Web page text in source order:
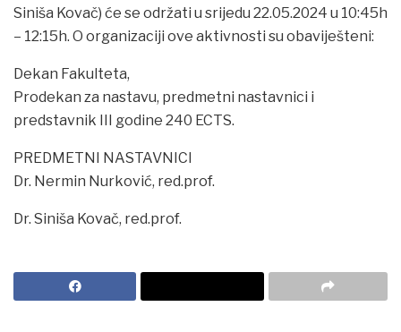
Siniša Kovač) će se održati u srijedu 22.05.2024 u 10:45h
– 12:15h. O organizaciji ove aktivnosti su obaviješteni:
Dekan Fakulteta,
Prodekan za nastavu, predmetni nastavnici i
predstavnik III godine 240 ECTS.
PREDMETNI NASTAVNICI
Dr. Nermin Nurković, red.prof.
Dr. Siniša Kovač, red.prof.